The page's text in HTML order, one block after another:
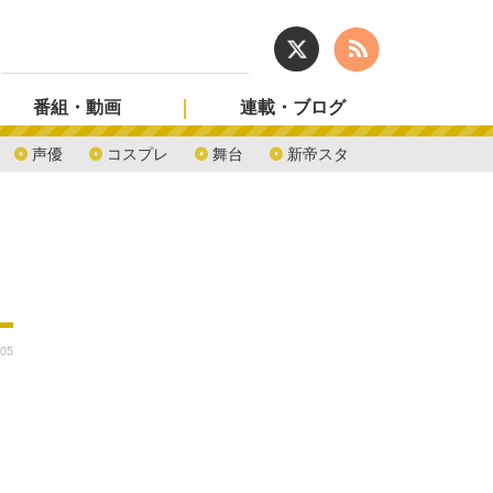
声優 コスプレ 舞台 新帝スタ
番組・動画 連載・ブログ